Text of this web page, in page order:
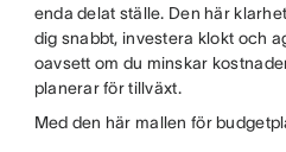
enda delat ställe. Den här
dig snabbt, investera klokt och
oavsett om du minskar
planerar för tillväxt.
Med den här mallen för